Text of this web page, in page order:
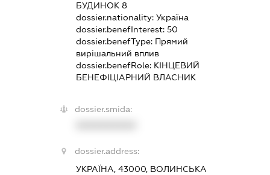
БУДИНОК 8
dossier.nationality: Україна
dossier.benefInterest: 50
dossier.benefType: Прямий
вирішальний вплив
dossier.benefRole: КІНЦЕВИЙ
БЕНЕФІЦІАРНИЙ ВЛАСНИК
dossier.smida:
dossier.address:
УКРАЇНА, 43000, ВОЛИНСЬКА